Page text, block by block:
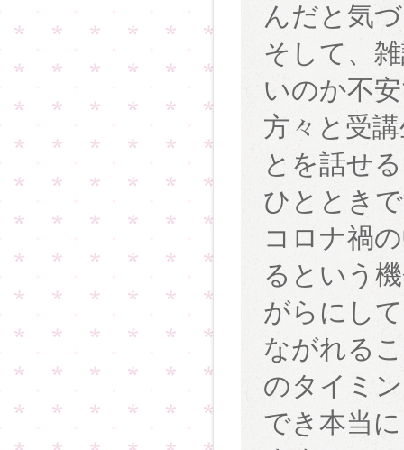
んだと気
そして、
いのか不
方々と受
とを話せ
ひととき
コロナ禍
るという
がらにし
ながれる
のタイミ
でき本当